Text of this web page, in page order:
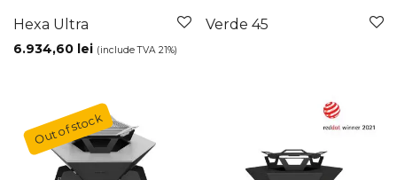
Hexa Ultra
6.934,60 lei (include TVA 21%)
Verde 45